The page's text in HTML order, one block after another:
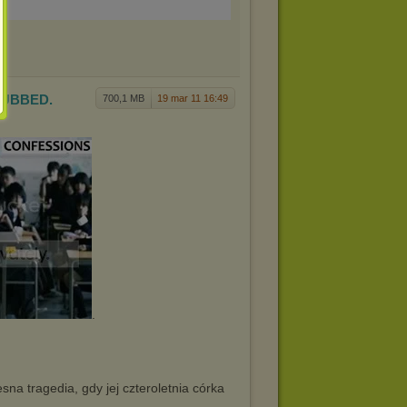
700,1 MB 19 mar 11 16:49
.
tragedia, gdy jej czteroletnia córka